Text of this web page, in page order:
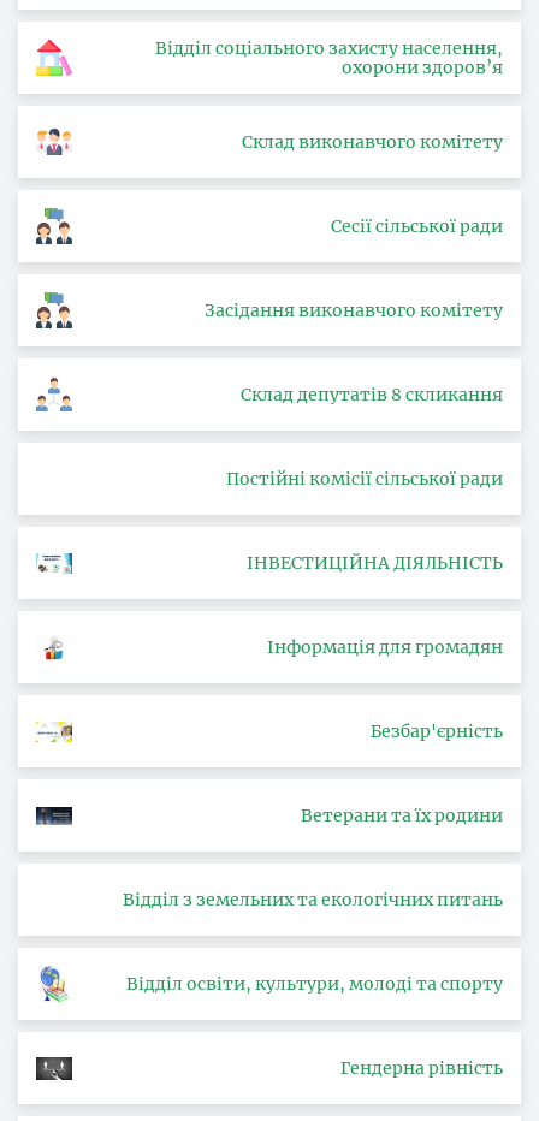
Відділ соціального захисту населення,
охорони здоров’я
Склад виконавчого комітету
Сесії сільської ради
Засідання виконавчого комітету
Склад депутатів 8 скликання
Постійні комісії сільської ради
ІНВЕСТИЦІЙНА ДІЯЛЬНІСТЬ
Інформація для громадян
Безбар'єрність
Ветерани та їх родини
Відділ з земельних та екологічних питань
Відділ освіти, культури, молоді та спорту
Гендерна рівність